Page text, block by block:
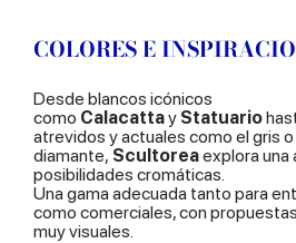
COLORES E
Desde blancos icónicos
como Calacattay Statuario
atrevidos y actuales como el gris
diamante, Scultoreaexplora una
posibilidades cromáticas.
Una gama adecuada tanto para
como comerciales, con
muy visuales.